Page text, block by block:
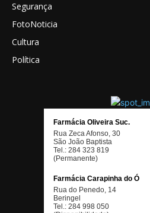
Segurança
FotoNoticia
Cultura
Política